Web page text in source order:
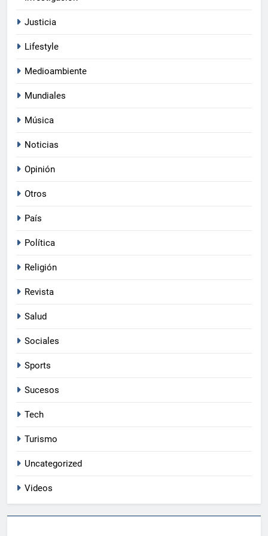
Justicia
Lifestyle
Medioambiente
Mundiales
Música
Noticias
Opinión
Otros
País
Política
Religión
Revista
Salud
Sociales
Sports
Sucesos
Tech
Turismo
Uncategorized
Videos